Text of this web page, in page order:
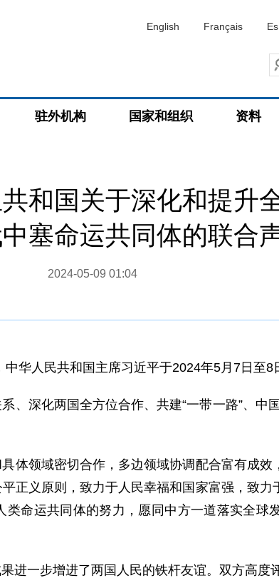
English Français
驻外机构 国家和组织 资料
和国关于深化和提升
塞命运共同体的联合
2024-05-09 01:04
华人民共和国主席习近平于2024年5月7日至8
、深化两国全方位合作、共建“一带一路”、中
体领域密切合作，多边领域协调配合富有成
正义原则，致力于人民幸福和国家富强，致
命运共同体的努力，愿同中方一道落实全球
进一步增进了两国人民的铁杆友谊。双方高度